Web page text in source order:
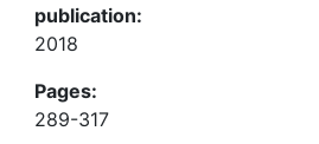
publication:
2018
Pages:
289-317